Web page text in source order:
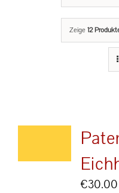
Zeige 12
€30.00